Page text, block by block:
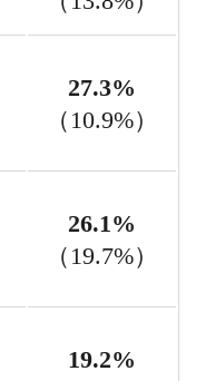
27.3%
（10.9%）
26.1%
（19.7%）
19.2%